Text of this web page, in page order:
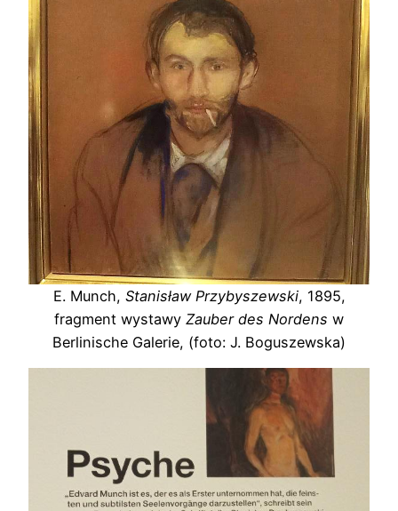
E. Munch, Stanisław Przybyszewski, 1895,
fragment wystawy Zauber des Nordens w
Berlinische Galerie, (foto: J. Boguszewska)